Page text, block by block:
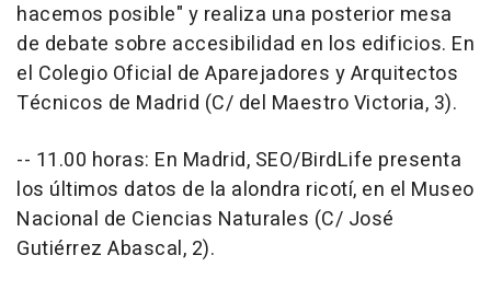
hacemos posible" y realiza una posterior mesa
de debate sobre accesibilidad en los edificios. En
el Colegio Oficial de Aparejadores y Arquitectos
Técnicos de Madrid (C/ del Maestro Victoria, 3).
-- 11.00 horas: En Madrid, SEO/BirdLife presenta
los últimos datos de la alondra ricotí, en el Museo
Nacional de Ciencias Naturales (C/ José
Gutiérrez Abascal, 2).